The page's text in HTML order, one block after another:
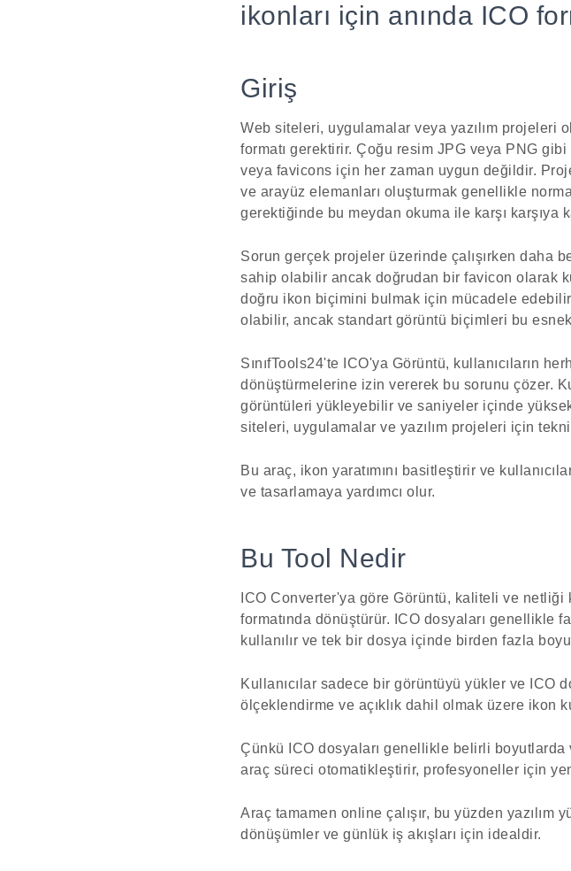
ikonları için anında ICO
Giriş
Web siteleri, uygulamalar veya yazılım
formatı gerektirir. Çoğu resim JPG veya PNG
veya favicons için her zaman uygun değildir.
ve arayüz elemanları oluşturmak genellikle
gerektiğinde bu meydan okuma ile karşı karşıya
Sorun gerçek projeler üzerinde çalışırken daha
sahip olabilir ancak doğrudan bir favicon olarak
doğru ikon biçimini bulmak için mücadele
olabilir, ancak standart görüntü biçimleri bu
SınıfTools24'te ICO'ya Görüntü, kullanıcıların
dönüştürmelerine izin vererek bu sorunu çözer.
görüntüleri yükleyebilir ve saniyeler içinde
siteleri, uygulamalar ve yazılım projeleri için
Bu araç, ikon yaratımını basitleştirir ve
ve tasarlamaya yardımcı olur.
Bu Tool Nedir
ICO Converter'ya göre Görüntü, kaliteli ve netliği
formatında dönüştürür. ICO dosyaları genellikle
kullanılır ve tek bir dosya içinde birden fazla
Kullanıcılar sadece bir görüntüyü yükler ve ICO
ölçeklendirme ve açıklık dahil olmak üzere ikon
Çünkü ICO dosyaları genellikle belirli
araç süreci otomatikleştirir, profesyoneller için
Araç tamamen online çalışır, bu yüzden yazılım
dönüşümler ve günlük iş akışları için idealdir.